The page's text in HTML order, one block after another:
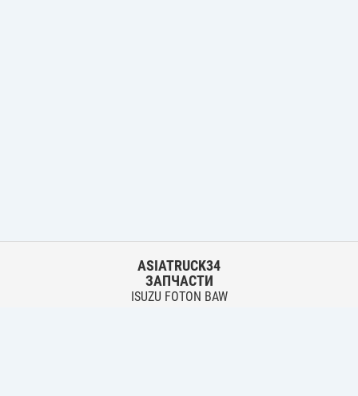
ASIATRUCK34
ЗАПЧАСТИ
ISUZU FOTON BAW